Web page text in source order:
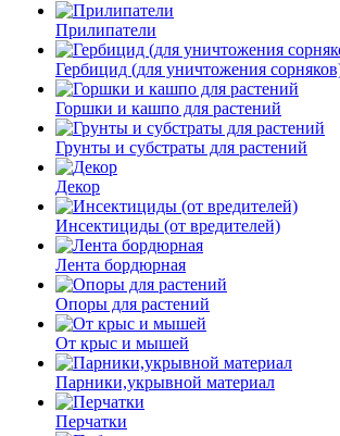
Прилипатели
Гербицид (для уничтожения
Горшки и кашпо для растений
Грунты и субстраты для растений
Декор
Инсектициды (от вредителей)
Лента бордюрная
Опоры для растений
От крыс и мышей
Парники,укрывной материал
Перчатки